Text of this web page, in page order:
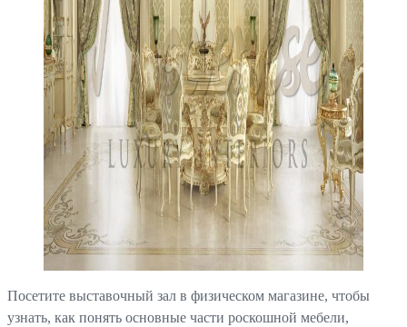
Посетите выставочный зал в физическом магазине, чтобы
узнать, как понять основные части роскошной мебели,